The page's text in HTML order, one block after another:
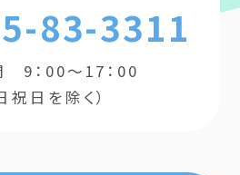
83-3311
9：00～17：00
祝日を除く）